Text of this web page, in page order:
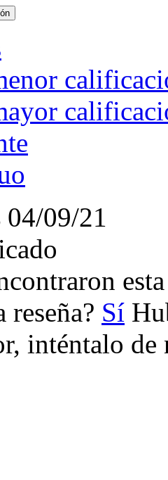
04/09/21
reseña? Sí
inténtalo de